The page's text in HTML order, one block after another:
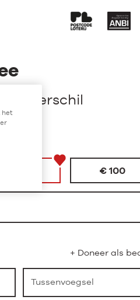
het verschil
€ 100
het